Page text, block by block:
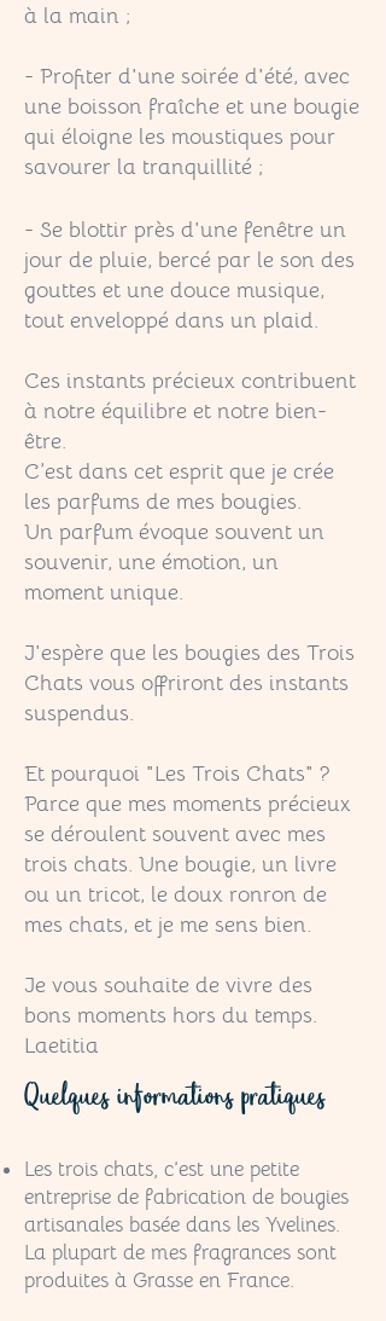
à la main ;
- Profiter d'une soirée d'été, avec
une boisson fraîche et une bougie
qui éloigne les moustiques pour
savourer la tranquillité ;
- Se blottir près d'une fenêtre un
jour de pluie, bercé par le son des
gouttes et une douce musique,
tout enveloppé dans un plaid.
Ces instants précieux contribuent
à notre équilibre et notre bien-
être.
C’est dans cet esprit que je crée
les parfums de mes bougies.
Un parfum évoque souvent un
souvenir, une émotion, un
moment unique.
J'espère que les bougies des Trois
Chats vous offriront des instants
suspendus.
Et pourquoi "Les Trois Chats" ?
Parce que mes moments précieux
se déroulent souvent avec mes
trois chats. Une bougie, un livre
ou un tricot, le doux ronron de
mes chats, et je me sens bien.
Je vous souhaite de vivre des
bons moments hors du temps.
Laetitia
Quelques informations pratiques
Les trois chats, c’est une petite
entreprise de fabrication de bougies
artisanales basée dans les Yvelines.
La plupart de mes fragrances sont
produites à Grasse en France.